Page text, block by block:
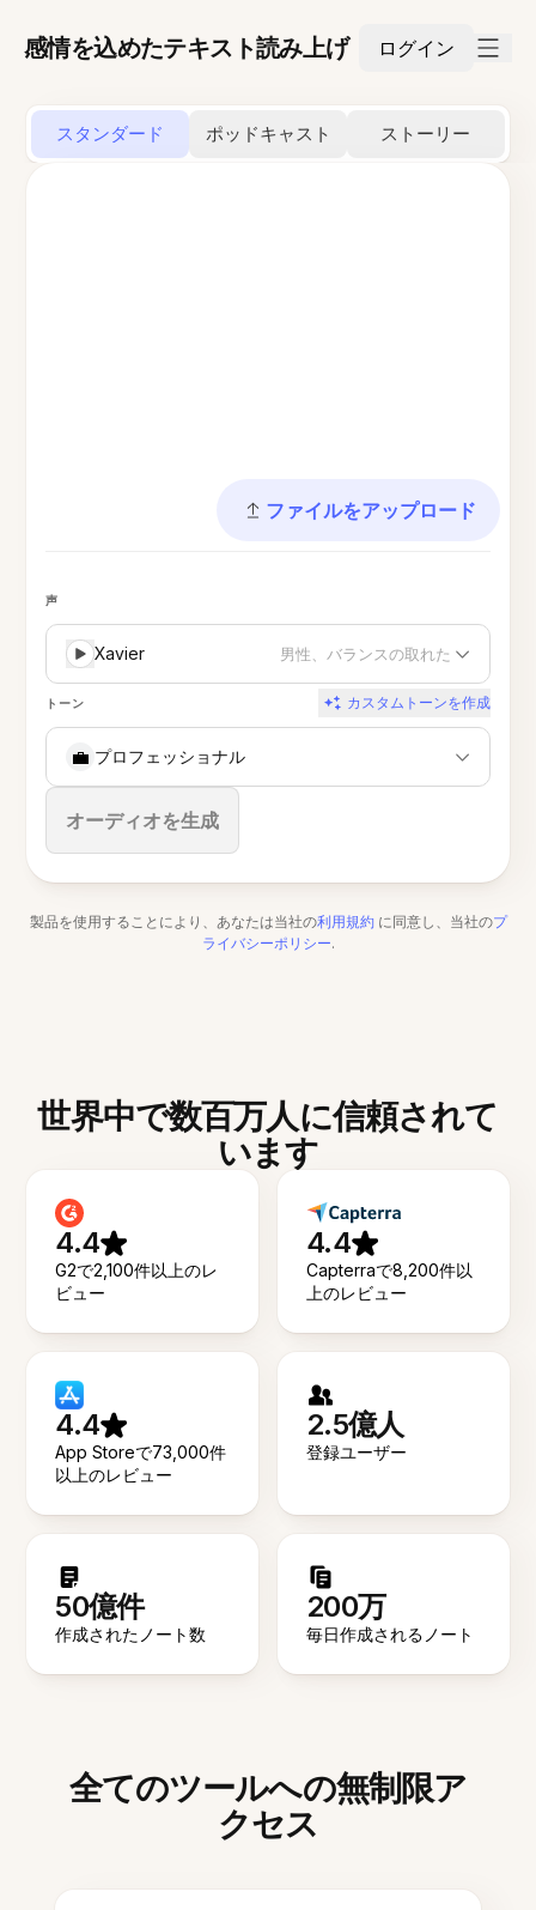
感情を込めたテキスト読み上げ ログイン
スタンダード ポッドキャスト ストーリー
ファイルをアップロード
声
Xavier 男性、バランスの取れた
トーン カスタムトーンを作成
💼 プロフェッショナル
オーディオを生成
停止
製品を使用することにより、あなたは当社の利用規約 に同意し、当社のプ
ライバシーポリシー.
世界中で数百万人に信頼されて
います
4.4
G2で2,100件以上のレ
ビュー
4.4
Capterraで8,200件以
上のレビュー
4.4
App Storeで73,000件
以上のレビュー
2.5億人
登録ユーザー
50億件
作成されたノート数
200万
毎日作成されるノート
全てのツールへの無制限ア
クセス